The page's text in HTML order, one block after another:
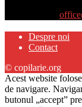
Despre noi
Contact
© copilarie.org
Acest website
de navigare.
butonul „accept”